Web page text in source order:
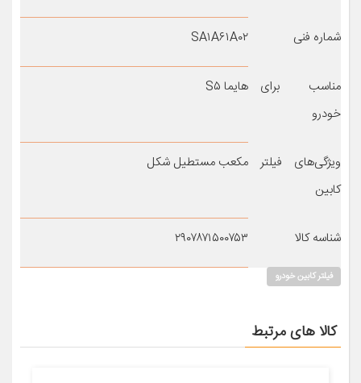
شماره فنی SA۱A۶۱A۰۲
مناسب برای
خودرو
هایما S۵
ویژگی‌های فیلتر
کابین
مکعب مستطیل شکل
شناسه کالا ۲۹۰۷۸۷۱۵۰۰۷۵۳
فیلتر کابین خودرو
کالا های مرتبط